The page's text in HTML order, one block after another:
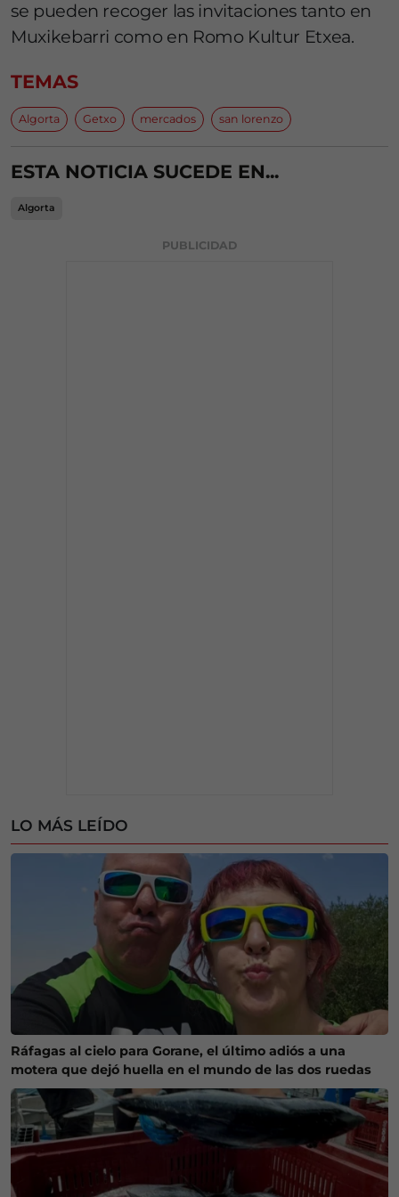
se pueden recoger las invitaciones tanto en
Muxikebarri como en Romo Kultur Etxea.
TEMAS
Algorta Getxo mercados san lorenzo
ESTA NOTICIA SUCEDE EN...
Algorta
PUBLICIDAD
LO MÁS LEÍDO
Ráfagas al cielo para Gorane, el último adiós a una
motera que dejó huella en el mundo de las dos ruedas